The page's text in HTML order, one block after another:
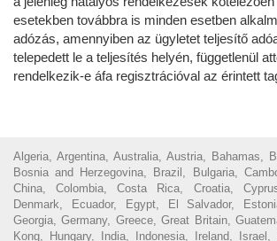
esetekben továbbra is minden esetben
adózás, amennyiben az ügyletet teljesítő
telepedett le a teljesítés helyén, függetlenül
rendelkezik-e áfa regisztrációval az érintett
Algeria, Argentina, Australia, Austria, Bahamas,
Bosnia and Herzegovina, Brazil, Bulgaria,
China, Colombia, Costa Rica, Croatia,
Denmark, Ecuador, Egypt, El Salvador,
Georgia, Germany, Greece, Great Britain,
Kong, Hungary, India, Indonesia, Ireland,